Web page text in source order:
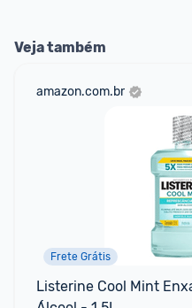
Veja também
amazon.com.br
Frete Grátis
Listerine Cool Mint